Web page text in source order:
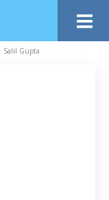
Salil Gupta